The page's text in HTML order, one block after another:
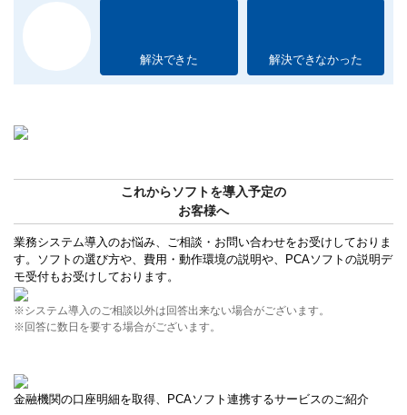
解決できた 解決できなかった
これからソフトを導入予定の
お客様へ
業務システム導入のお悩み、ご相談・お問い合わせをお受けしておりま
す。ソフトの選び方や、費用・動作環境の説明や、PCAソフトの説明デ
モ受付もお受けしております。
※システム導入のご相談以外は回答出来ない場合がございます。
※回答に数日を要する場合がございます。
金融機関の口座明細を取得、PCAソフト連携するサービスのご紹介